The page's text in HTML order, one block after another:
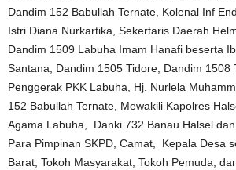
Dandim 152 Babullah Ternate, Kolenal Inf
Istri Diana Nurkartika, Sekertaris Daerah
Dandim 1509 Labuha Imam Hanafi beserta
Santana, Dandim 1505 Tidore, Dandim 1508
Penggerak PKK Labuha, Hj. Nurlela
152 Babullah Ternate, Mewakili Kapolres
Agama Labuha, Danki 732 Banau Halsel dan
Para Pimpinan SKPD, Camat, Kepala Desa
Barat, Tokoh Masyarakat, Tokoh Pemuda,